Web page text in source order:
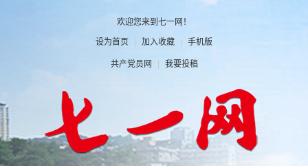
欢迎您来到七一网！
设为首页 | 加入收藏 | 手机版
共产党员网 | 我要投稿